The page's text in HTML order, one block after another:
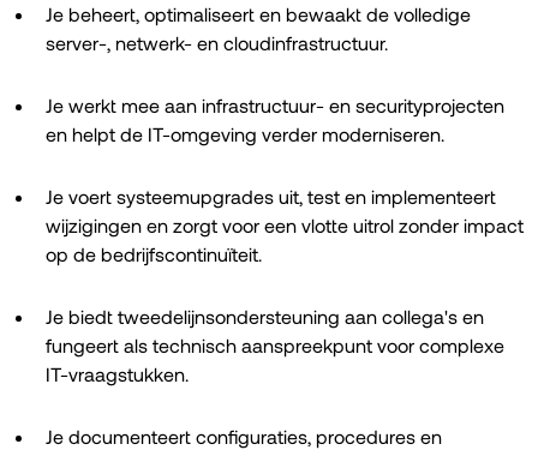
Je beheert, optimaliseert en bewaakt de volledige
server-, netwerk- en cloudinfrastructuur.
Je werkt mee aan infrastructuur- en securityprojecten
en helpt de IT-omgeving verder moderniseren.
Je voert systeemupgrades uit, test en implementeert
wijzigingen en zorgt voor een vlotte uitrol zonder impact
op de bedrijfscontinuïteit.
Je biedt tweedelijnsondersteuning aan collega's en
fungeert als technisch aanspreekpunt voor complexe
IT-vraagstukken.
Je documenteert configuraties, procedures en